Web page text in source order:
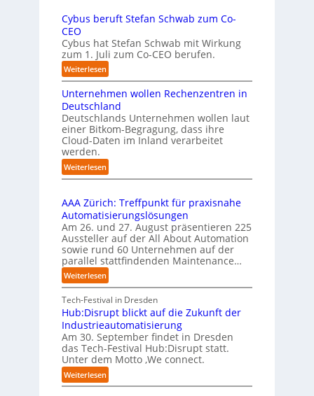
e
u
n
v
i
l
e
A
b
l
d
u
n
g
s
t
e
l
l
e
n
b
u
d
i
e
I
p
l
e
m
e
n
t
i
r
u
n
g
a
n
“
-
o
m
m
i
i
o
n
t
a
e
t
B
i
e
t
e
r
v
e
r
f
a
h
r
e
Cybus beruft Stefan Schwab zum Co-
CEO
Cybus hat Stefan Schwab mit Wirkung
zum 1. Juli zum Co-CEO berufen.
Weiterlesen:
C
y
b
u
s
b
r
u
t
S
t
e
f
a
n
S
h
w
a
b
z
u
m
C
Unternehmen wollen Rechenzentren in
Deutschland
Deutschlands Unternehmen wollen laut
einer Bitkom-Begragung, dass ihre
Cloud-Daten im Inland verarbeitet
werden.
Weiterlesen:
U
t
e
r
n
e
h
m
e
n
w
o
e
n
R
AAA Zürich: Treffpunkt für praxisnahe
Automatisierungslösungen
Am 26. und 27. August präsentieren 225
Aussteller auf der All About Automation
sowie rund 60 Unternehmen auf der
parallel stattfindenden Maintenance…
Weiterlesen:
A
A
A
Z
ü
r
i
c
h
Tech-Festival in Dresden
Hub:Disrupt blickt auf die Zukunft der
Industrieautomatisierung
Am 30. September findet in Dresden
das Tech-Festival Hub:Disrupt statt.
Unter dem Motto ‚We connect.
Weiterlesen:
H